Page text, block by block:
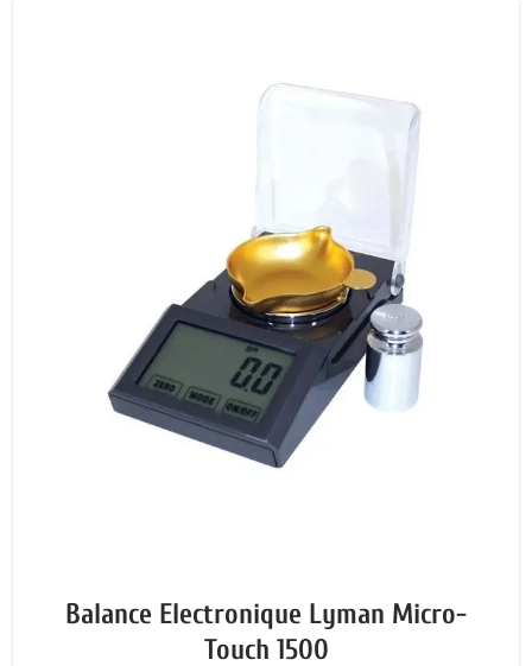
Balance Electronique Lyman Micro-
Touch 1500